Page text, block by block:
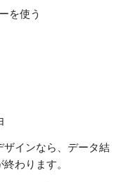
を使う
ザインなら、データ結
わります。